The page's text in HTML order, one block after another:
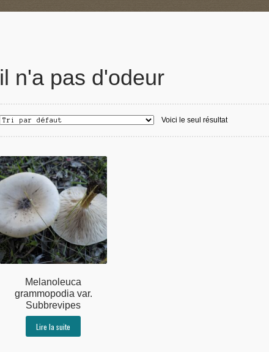
il n'a pas d'odeur
Voici le seul résultat
Melanoleuca
grammopodia var.
Subbrevipes
Lire la suite